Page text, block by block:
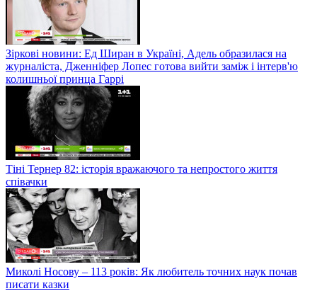
Зіркові новини: Ед Ширан в Україні, Адель образилася на
журналіста, Дженніфер Лопес готова вийти заміж і інтерв'ю
колишньої принца Гаррі
Тіні Тернер 82: історія вражаючого та непростого життя
співачки
Миколі Носову – 113 років: Як любитель точних наук почав
писати казки